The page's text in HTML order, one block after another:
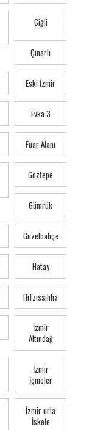
Çiğli
Çınarlı
Eski İzmir
Evka 3
Fuar Alanı
Göztepe
Gümrük
Güzelbahçe
Hatay
Hıfzıssıhha
İzmir
Altındağ
İzmir
İçmeler
İzmir urla
İskele